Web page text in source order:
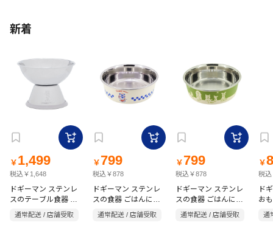
新着
￥ 1,499
税込￥1,648
ドギーマン ステンレ
スのテーブル食器 犬
用 S
通常配送 / 店舗受取
￥ 799
税込￥878
ドギーマン ステンレ
スの食器 ごはんにゃ
わん 犬用 SS ダイナ
ー
通常配送 / 店舗受取
￥ 799
税込￥878
ドギーマン ステンレ
スの食器 ごはんにゃ
わん 犬用 SS ビスト
ロ
通常配送 / 店舗受取
￥
税込
ド
お
ボ
通